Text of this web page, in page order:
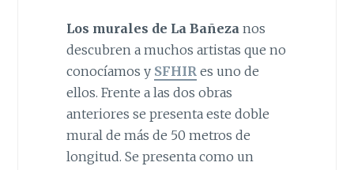
Los murales de La Bañeza nos
descubren a muchos artistas que no
conocíamos y SFHIR es uno de
ellos. Frente a las dos obras
anteriores se presenta este doble
mural de más de 50 metros de
longitud. Se presenta como un